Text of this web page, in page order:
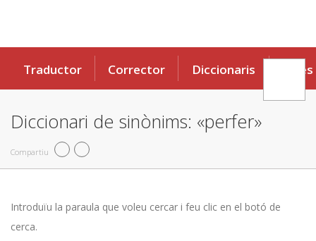
Traductor Corrector Diccionaris Eines
Diccionari de sinònims: «perfer»
Compartiu
Introduïu la paraula que voleu cercar i feu clic en el botó de
cerca.